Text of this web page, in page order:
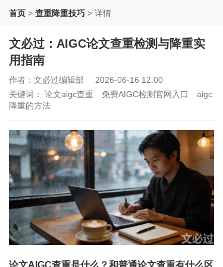
首页 > 查重降重技巧 > 详情
文必过：AIGC论文查重检测与降重实
用指南
作者：文必过编辑部
2026-06-16 12:00
关键词： 论文aigc查重 免费AIGC检测官网入口
aigc
降重的方法